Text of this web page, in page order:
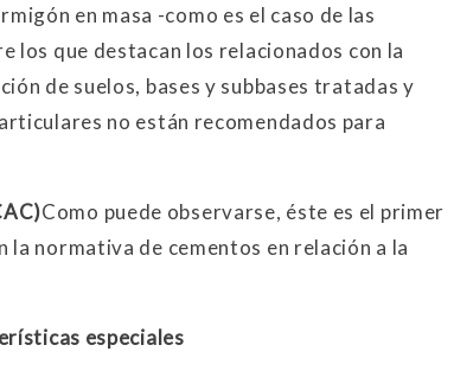
en masa -como es el caso de las
los que destacan los relacionados con la
de suelos, bases y subbases tratadas y
no están recomendados para
Como puede observarse, éste es el primer
normativa de cementos en relación a la
especiales